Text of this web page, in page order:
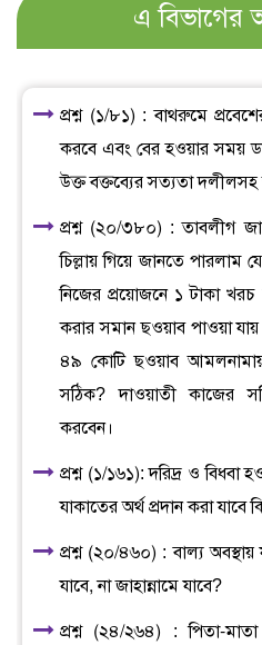
এ বিভাগের
প্রশ্ন (১/৮১) : বাথরুমে
করবে এবং বের হওয়ার সময়
উক্ত বক্তব্যের সত্যতা দলীলসহ
প্রশ্ন (২০/৩৮০) : তাবলীগ
চিল্লায় গিয়ে জানতে পারলাম
নিজের প্রয়োজনে ১ টাকা খরচ
করার সমান ছওয়াব পাওয়া
৪৯ কোটি ছওয়াব
সঠিক? দাওয়াতী কাজের
করবেন।
প্রশ্ন (১/১৬১): দরিদ্র ও
যাকাতের অর্থ প্রদান করা যাবে
প্রশ্ন (২০/৪৬০) : বাল্য অবস্থায়
যাবে, না জাহান্নামে যাবে?
প্রশ্ন (২৪/২৬৪) : পিতা-